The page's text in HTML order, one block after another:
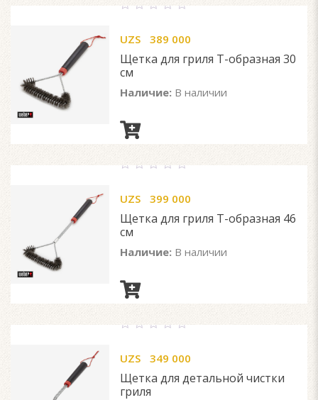
of
UZS 389 000
Щетка для гриля T-образная 30
см
Наличие: В наличии
of
UZS 399 000
Щетка для гриля T-образная 46
см
Наличие: В наличии
of
UZS 349 000
Щетка для детальной чистки
гриля